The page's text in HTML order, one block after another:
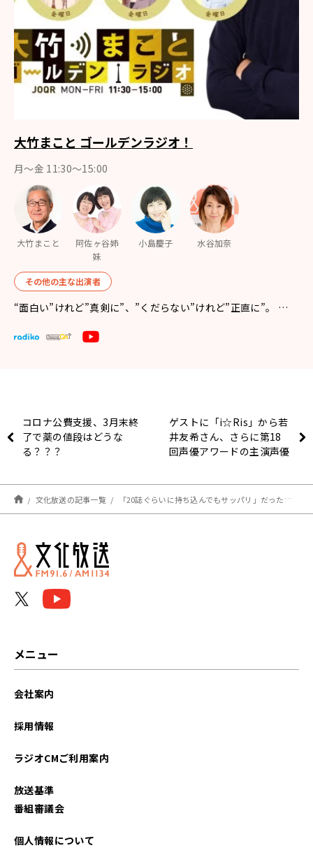
大竹まこと ゴールデンラジオ！
月〜金 11:30～15:00
大竹まこと
阿佐ヶ谷姉
妹
小島慶子 水谷加奈
その他の主な出演者
“面白い”けれど”真剣に”、”くだらない”けれど”正直に”。 …
コロナ公費支援、3月末終
了で薬の値段はどうな
る？？？
ゲストに「i☆Ris」から若
井友希さん、さらに第18
回声優アワードの主演声優
3月9日
文化放送の記事一覧 「20誌ぐらいに持ち込んでもサッパリ」だった漫画家、フランスで人生が変わる!?
メニュー
会社案内
採用情報
ラジオCMご利用案内
放送基準
番組審議会
個人情報について